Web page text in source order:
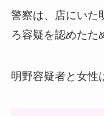
警察は、店にいた
ろ容疑を認めたた
明野容疑者と女性